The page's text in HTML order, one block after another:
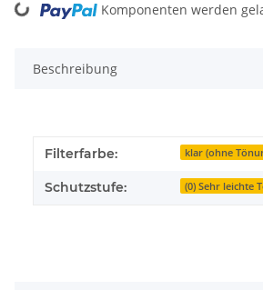
Loading... Komponenten werden
Beschreibung
Filterfarbe: klar (ohne
Schutzstufe: (0) Sehr leichte